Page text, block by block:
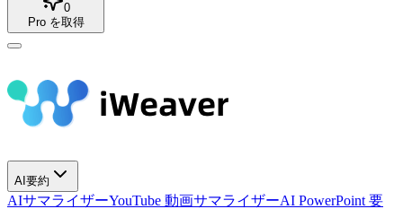
0
Pro を取得
AI要約
AIサマライザーYouTube 動画サマライザーAI PowerPoint 要